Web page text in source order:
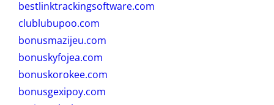
bestlinktrackingsoftware.com
clublubupoo.com
bonusmazijeu.com
bonuskyfojea.com
bonuskorokee.com
bonusgexipoy.com